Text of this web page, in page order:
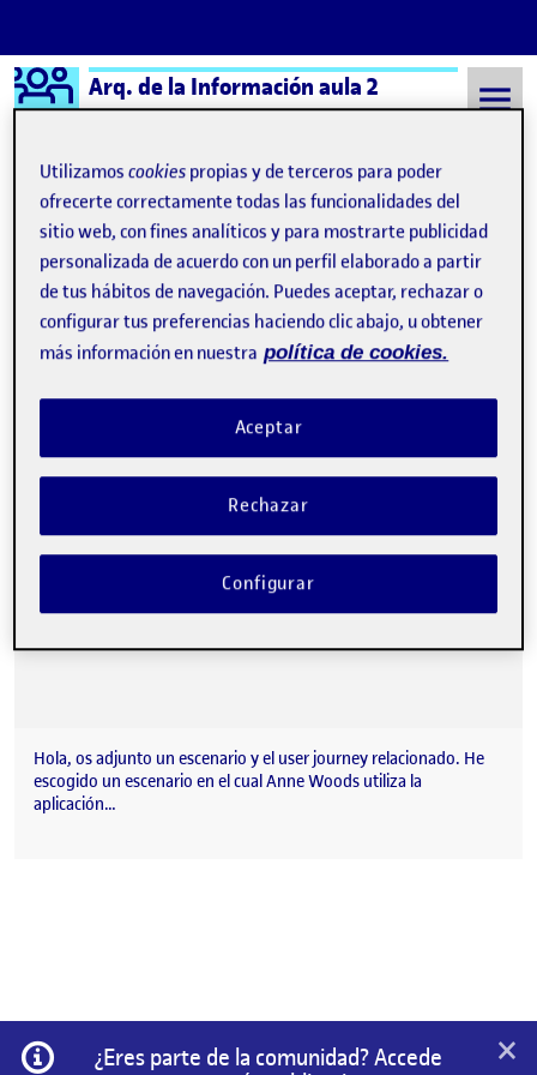
Saltar al contenido
Logo Ágora
Arq. de la Información aula 2
Semestre 20212 - Aula 2 Mihaela Claudia Diosan
Mihaela Claudia Diosan
PAC 2: Escenario + User Journey
Publicado por
Mihaela Claudia Diosan
Fecha de publicación6 abril, 2022 7:12 am
-comentario
Hola, os adjunto un escenario y el user journey relacionado. He
escogido un escenario en el cual Anne Woods utiliza la
aplicación…
Información
¿Eres parte de la comunidad? Accede
×
Utilizamoscookies propias y de terceros para poder
ofrecerte correctamente todas las funcionalidades del
sitio web, con fines analíticos y para mostrarte publicidad
personalizada de acuerdo con un perfil elaborado a partir
de tus hábitos de navegación. Puedes aceptar, rechazar o
configurar tus preferencias haciendo clic abajo, u obtener
más información en nuestra política de cookies.
Rechazar
Aceptar
Configurar